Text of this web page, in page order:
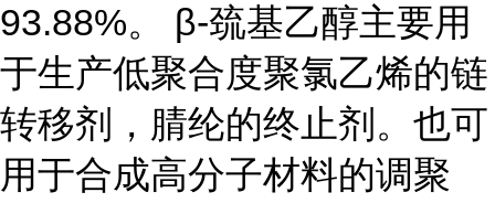
93.88%。 β-巯基乙醇主要用
于生产低聚合度聚氯乙烯的链
转移剂，腈纶的终止剂。也可
用于合成高分子材料的调聚